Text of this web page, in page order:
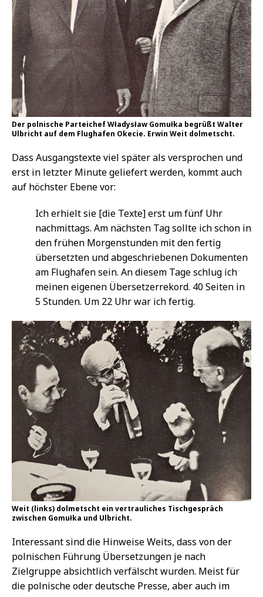
Der polnische Parteichef Władysław Gomułka begrüßt Walter
Ulbricht auf dem Flughafen Okecie. Erwin Weit dolmetscht.
Dass Ausgangstexte viel später als versprochen und
erst in letzter Minute geliefert werden, kommt auch
auf höchster Ebene vor:
Ich erhielt sie [die Texte] erst um fünf Uhr
nachmittags. Am nächsten Tag sollte ich schon in
den frühen Morgenstunden mit den fertig
übersetzten und abgeschriebenen Dokumenten
am Flughafen sein. An diesem Tage schlug ich
meinen eigenen Übersetzerrekord. 40 Seiten in
5 Stunden. Um 22 Uhr war ich fertig.
Weit (links) dolmetscht ein vertrauliches Tischgespräch
zwischen Gomułka und Ulbricht.
Interessant sind die Hinweise Weits, dass von der
polnischen Führung Übersetzungen je nach
Zielgruppe absichtlich verfälscht wurden. Meist für
die polnische oder deutsche Presse, aber auch im